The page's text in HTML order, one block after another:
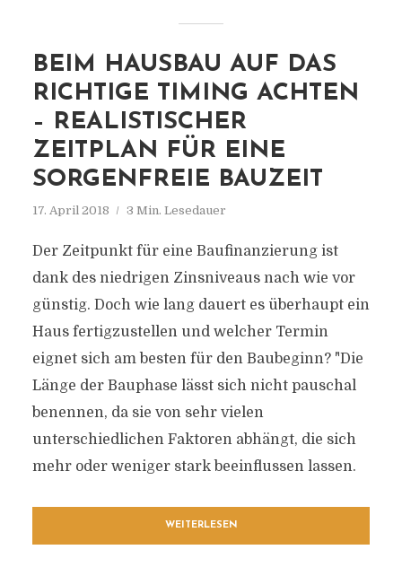
BEIM HAUSBAU AUF DAS
RICHTIGE TIMING ACHTEN
– REALISTISCHER
ZEITPLAN FÜR EINE
SORGENFREIE BAUZEIT
17. April 2018 3 Min. Lesedauer
Der Zeitpunkt für eine Baufinanzierung ist
dank des niedrigen Zinsniveaus nach wie vor
günstig. Doch wie lang dauert es überhaupt ein
Haus fertigzustellen und welcher Termin
eignet sich am besten für den Baubeginn? "Die
Länge der Bauphase lässt sich nicht pauschal
benennen, da sie von sehr vielen
unterschiedlichen Faktoren abhängt, die sich
mehr oder weniger stark beeinflussen lassen.
WEITERLESEN